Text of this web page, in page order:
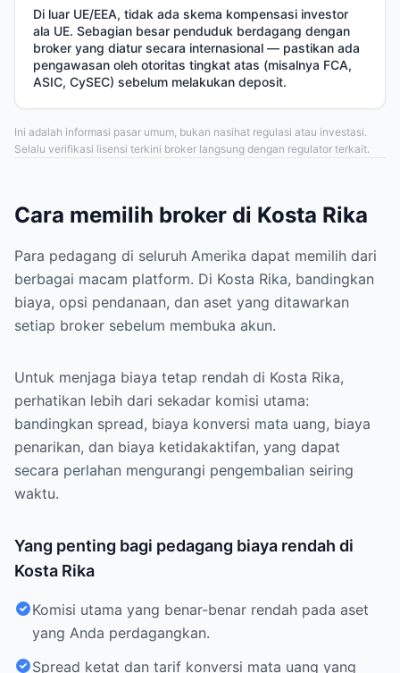
Di luar UE/EEA, tidak ada skema kompensasi investor
ala UE. Sebagian besar penduduk berdagang dengan
broker yang diatur secara internasional — pastikan ada
pengawasan oleh otoritas tingkat atas (misalnya FCA,
ASIC, CySEC) sebelum melakukan deposit.
Ini adalah informasi pasar umum, bukan nasihat regulasi atau investasi.
Selalu verifikasi lisensi terkini broker langsung dengan regulator terkait.
Cara memilih broker di Kosta Rika
Para pedagang di seluruh Amerika dapat memilih dari
berbagai macam platform. Di Kosta Rika, bandingkan
biaya, opsi pendanaan, dan aset yang ditawarkan
setiap broker sebelum membuka akun.
Untuk menjaga biaya tetap rendah di Kosta Rika,
perhatikan lebih dari sekadar komisi utama:
bandingkan spread, biaya konversi mata uang, biaya
penarikan, dan biaya ketidakaktifan, yang dapat
secara perlahan mengurangi pengembalian seiring
waktu.
Yang penting bagi pedagang biaya rendah di
Kosta Rika
Komisi utama yang benar-benar rendah pada aset
yang Anda perdagangkan.
Spread ketat dan tarif konversi mata uang yang